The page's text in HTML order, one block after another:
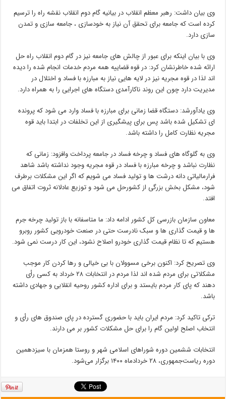
وی بیان داشت: رهبر معظم انقلاب در بیانیه گام دوم انقلاب نقشه راه را ترسیم
کرده است که جامعه برای تحقق آن نیاز به خودسازی ، جامعه سازی و تمدن
سازی دارد.
وی با بیان اینکه برای عبور از چالش های جامعه نیز در گام دوم انقلاب راه حل
ارائه شده خاطرنشان کرد: در قوه قضاییه همه مردم خدمات انجام شده را دیده
اند لذا در قوه مجریه نیز در لایه هایی نیاز به مبارزه با فساد و اختلال در
مدیریت دارد چون این روند ناکارآمدی دستگاه های اجرایی را به همراه دارد.
وی یادآورشد: دستگاه قضا زمانی برای مبارزه با فساد وارد می شود که پرونده
ای تشکیل شده باشد پس برای پیشگیری از این تخلفات در ابتدا باید قوه
مجریه نظارت کامل را داشته باشد.
وی به گلوگاه های فساد و چرخه فساد در جامعه پرداخت وافزود: زمانی که
نظارت نباشد و چرخه مبارزه با فساد در قوه مجریه وجود نداشته باشد شاهد
فرارمالیاتی دانه درشت ها و تولید فساد می شویم که اگر این مشکلات برطرف
شود، مشکل بخش بزرگی از کشورحل می شود و توزیع عادلانه ثروت اتفاق می
افتد.
معاون سازمان بازرسی کل کشور ادامه داد: ما متاسفانه با باز تولید چرخه جرم
ها و قیمت گذاری ها و سبک نادرست حتی در صنعت خودرویی کشور روبرو
هستیم که تا نظام قیمت گذاری خودرو اصلاح نشود، این کار درست نمی شود.
وی تصریح کرد: اکنون برخی مسوولان با بی خیالی و رها کردن کار موجب
مشکلاتی برای مردم شده اند لذا مردم در انتخابات ۲۸ خرداد به کسی رأی
دهند که پای کار مردم بایستد و برای اداره کشور روحیه انقلابی و جهادی داشته
باشد.
ترکی تاکید کرد: مردم ایران باید با حضوری گسترده در پای صندوق های رأی و
انتخاب اصلح اولین گام را برای حل مشکلات کشور بر می دارند.
انتخابات ششمین دوره شوراهای اسلامی شهر و روستا همزمان با سیزدهمین
دوره ریاست‌جمهوری، ۲۸ خردادماه ۱۴۰۰ برگزار می‌شود.